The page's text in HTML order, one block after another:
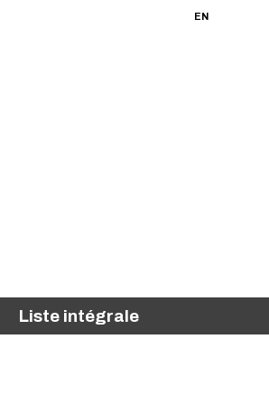
EN
Liste intégrale